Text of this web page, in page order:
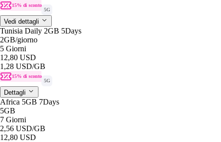
15% di sconto
5G
Vedi dettagli
Tunisia Daily 2GB 5Days
2GB/giorno
5 Giorni
12,80 USD
1,28 USD/GB
15% di sconto
5G
Dettagli
Africa 5GB 7Days
5GB
7 Giorni
2,56 USD/GB
12,80 USD